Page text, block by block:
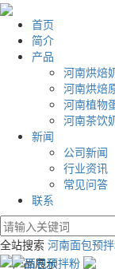
首页
简介
产品
河南烘焙
河南烘焙
河南植物
河南茶饮
新闻
公司新闻
行业资讯
常见问答
联系
全站搜索 河南面包预